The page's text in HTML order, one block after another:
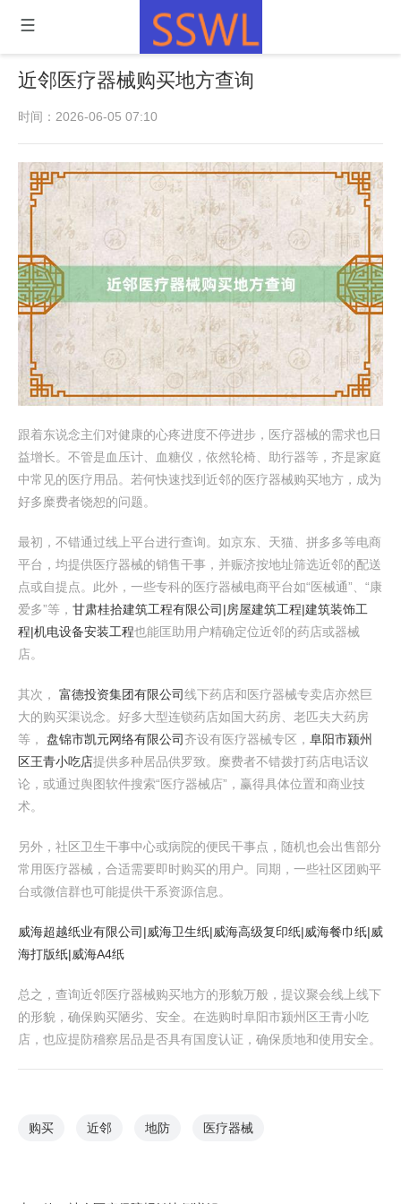
近邻医疗器械购买地方查询
时间：2026-06-05 07:10
跟着东说念主们对健康的心疼进度不停进步，医疗器械的需求也日
益增长。不管是血压计、血糖仪，依然轮椅、助行器等，齐是家庭
中常见的医疗用品。若何快速找到近邻的医疗器械购买地方，成为
好多糜费者饶恕的问题。
最初，不错通过线上平台进行查询。如京东、天猫、拼多多等电商
平台，均提供医疗器械的销售干事，并赈济按地址筛选近邻的配送
点或自提点。此外，一些专科的医疗器械电商平台如“医械通”、“康
爱多”等， 甘肃桂拾建筑工程有限公司|房屋建筑工程|建筑装饰工
程|机电设备安装工程也能匡助用户精确定位近邻的药店或器械
店。
其次， 富德投资集团有限公司线下药店和医疗器械专卖店亦然巨
大的购买渠说念。好多大型连锁药店如国大药房、老匹夫大药房
等， 盘锦市凯元网络有限公司齐设有医疗器械专区， 阜阳市颍州
区王青小吃店提供多种居品供罗致。糜费者不错拨打药店电话议
论，或通过舆图软件搜索“医疗器械店”，赢得具体位置和商业技
术。
另外，社区卫生干事中心或病院的便民干事点，随机也会出售部分
常用医疗器械，合适需要即时购买的用户。同期，一些社区团购平
台或微信群也可能提供干系资源信息。
威海超越纸业有限公司|威海卫生纸|威海高级复印纸|威海餐巾纸|威
海打版纸|威海A4纸
总之，查询近邻医疗器械购买地方的形貌万般，提议聚会线上线下
的形貌，确保购买陋劣、安全。在选购时阜阳市颍州区王青小吃
店，也应提防稽察居品是否具有国度认证，确保质地和使用安全。
购买 近邻 地防 医疗器械